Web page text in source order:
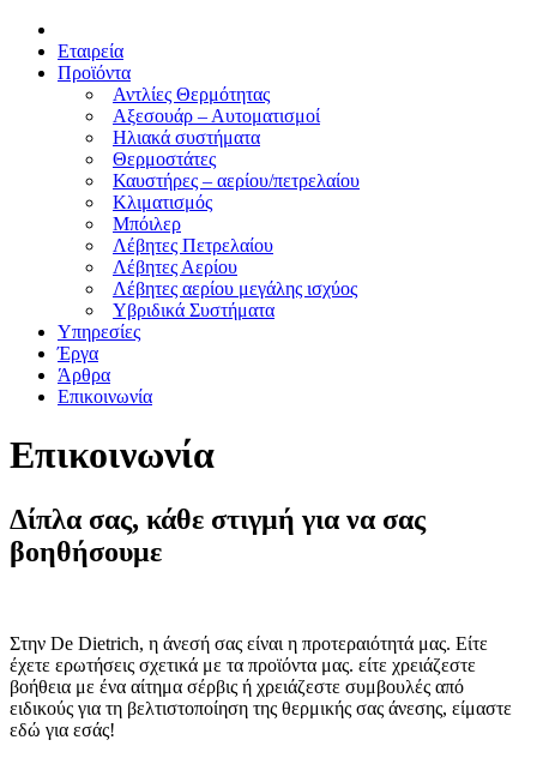
Εταιρεία
Προϊόντα
Αντλίες Θερμότητας
Αξεσουάρ – Αυτοματισμοί
Ηλιακά συστήματα
Θερμοστάτες
Καυστήρες – αερίου/πετρελαίου
Κλιματισμός
Μπόιλερ
Λέβητες Πετρελαίου
Λέβητες Αερίου
Λέβητες αερίου μεγάλης ισχύος
Υβριδικά Συστήματα
Υπηρεσίες
Έργα
Άρθρα
Επικοινωνία
Επικοινωνία
Δίπλα σας, κάθε στιγμή για να σας
βοηθήσουμε
Στην De Dietrich, η άνεσή σας είναι η προτεραιότητά μας. Είτε
έχετε ερωτήσεις σχετικά με τα προϊόντα μας. είτε χρειάζεστε
βοήθεια με ένα αίτημα σέρβις ή χρειάζεστε συμβουλές από
ειδικούς για τη βελτιστοποίηση της θερμικής σας άνεσης, είμαστε
εδώ για εσάς!